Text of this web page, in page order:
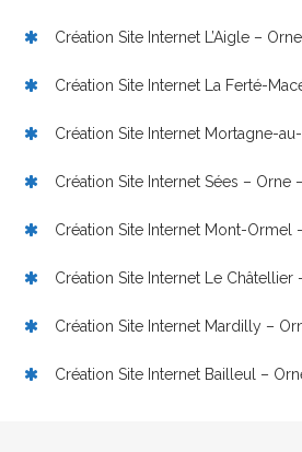
Création Site Internet L’Aigle –
Création Site Internet La Ferté-
Création Site Internet Mortagne-
Création Site Internet Sées – Orne
Création Site Internet Mont-Ormel
Création Site Internet Le Châtellier
Création Site Internet Mardilly –
Création Site Internet Bailleul –